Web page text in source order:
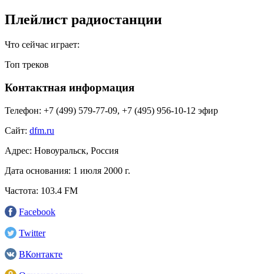
Плейлист радиостанции
Что сейчас играет:
Топ треков
Контактная информация
Телефон: +7 (499) 579-77-09, +7 (495) 956-10-12 эфир
Сайт: dfm.ru
Адрес: Новоуральск, Россия
Дата основания: 1 июля 2000 г.
Частота: 103.4 FM
Facebook
Twitter
ВКонтакте